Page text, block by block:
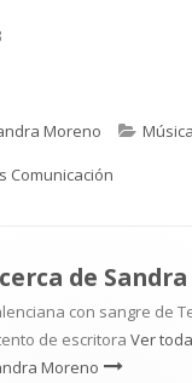
Moreno Música
Comunicación
de
con sangre de
de escritora Ver
Moreno